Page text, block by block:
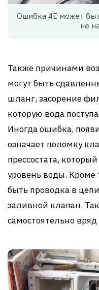
Ошибка 4Е может
не
Также причинами
могут быть
шланг, засорение
которую вода
Иногда ошибка,
означает поломку
прессостата,
уровень воды. Кроме
быть проводка в
заливной клапан.
самостоятельно вряд